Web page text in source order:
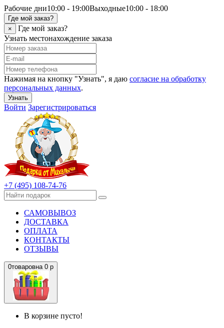
Рабочие дни10:00 - 19:00Выходные10:00 - 18:00
Где мой заказ?
×
Где мой заказ?
Узнать местонахождение заказа
Нажимая на кнопку "Узнать", я даю согласие на обработку
персональных данных.
Узнать
Войти Зарегистрироваться
+7 (495) 108-74-76
САМОВЫВОЗ
ДОСТАВКА
ОПЛАТА
КОНТАКТЫ
ОТЗЫВЫ
0товаровна 0 р
В корзине пусто!